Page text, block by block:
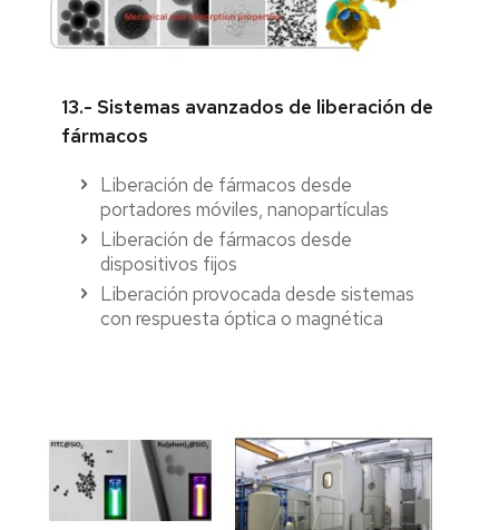
13.- Sistemas avanzados de liberación de
fármacos
Liberación de fármacos desde
portadores móviles, nanopartículas
Liberación de fármacos desde
dispositivos fijos
Liberación provocada desde sistemas
con respuesta óptica o magnética